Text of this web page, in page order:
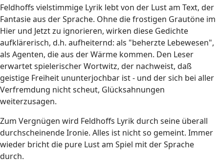
Feldhoffs vielstimmige Lyrik lebt von der Lust am Text, der
Fantasie aus der Sprache. Ohne die frostigen Grautöne im
Hier und Jetzt zu ignorieren, wirken diese Gedichte
aufklärerisch, d.h. aufheiternd: als "beherzte Lebewesen",
als Agenten, die aus der Wärme kommen. Den Leser
erwartet spielerischer Wortwitz, der nachweist, daß
geistige Freiheit ununterjochbar ist - und der sich bei aller
Verfremdung nicht scheut, Glücksahnungen
weiterzusagen.
Zum Vergnügen wird Feldhoffs Lyrik durch seine überall
durchscheinende Ironie. Alles ist nicht so gemeint. Immer
wieder bricht die pure Lust am Spiel mit der Sprache
durch.